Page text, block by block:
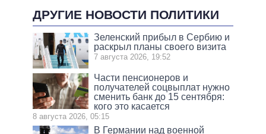
ДРУГИЕ НОВОСТИ ПОЛИТИКИ
Зеленский прибыл в Сербию и
раскрыл планы своего визита
7 августа 2026, 19:52
Части пенсионеров и
получателей соцвыплат нужно
сменить банк до 15 сентября:
кого это касается
8 августа 2026, 05:15
В Германии над военной